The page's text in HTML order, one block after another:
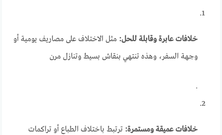
خلافات عابرة وقابلة للحل: مثل الاختلاف على مصاريف يومية أو
وجهة السفر، وهذه تنتهي بنقاش بسيط وتنازل مرن
.
خلافات عميقة ومستمرة: ترتبط باختلاف الطباع أو تراكمات